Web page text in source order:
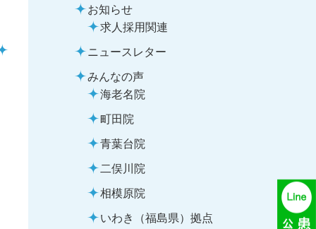
お知らせ
求人採用関連
ニュースレター
みんなの声
海老名院
町田院
青葉台院
二俣川院
相模原院
いわき（福島県）拠点